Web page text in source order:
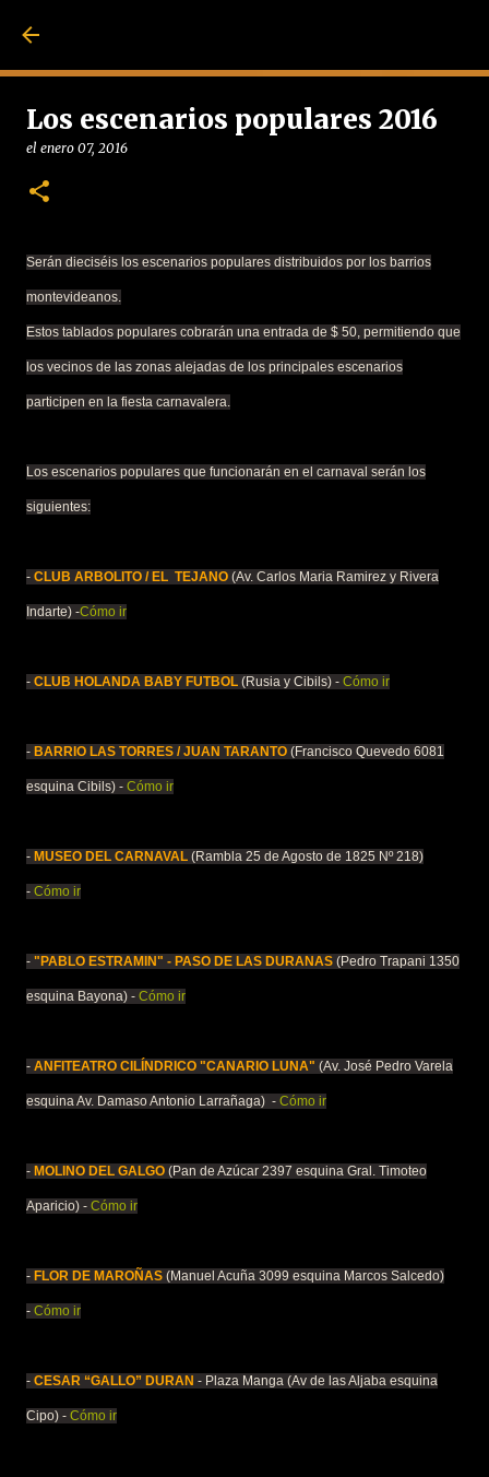
Los escenarios populares 2016
el enero 07, 2016
Serán dieciséis los escenarios populares distribuidos por los barrios
montevideanos.
Estos tablados populares cobrarán una entrada de $ 50, permitiendo que
los vecinos de las zonas alejadas de los principales escenarios
participen en la fiesta carnavalera.
Los escenarios populares que funcionarán en el carnaval serán los
siguientes:
- CLUB ARBOLITO / EL TEJANO (Av. Carlos Maria Ramirez y Rivera
Indarte) -Cómo ir
- CLUB HOLANDA BABY FUTBOL (Rusia y Cibils) - Cómo ir
- BARRIO LAS TORRES / JUAN TARANTO (Francisco Quevedo 6081
esquina Cibils) - Cómo ir
- MUSEO DEL CARNAVAL (Rambla 25 de Agosto de 1825 Nº 218)
- Cómo ir
- "PABLO ESTRAMIN" - PASO DE LAS DURANAS (Pedro Trapani 1350
esquina Bayona) - Cómo ir
- ANFITEATRO CILÍNDRICO "CANARIO LUNA" (Av. José Pedro Varela
esquina Av. Damaso Antonio Larrañaga) - Cómo ir
- MOLINO DEL GALGO (Pan de Azúcar 2397 esquina Gral. Timoteo
Aparicio) - Cómo ir
- FLOR DE MAROÑAS (Manuel Acuña 3099 esquina Marcos Salcedo)
- Cómo ir
- CESAR “GALLO” DURAN - Plaza Manga (Av de las Aljaba esquina
Cipo) - Cómo ir